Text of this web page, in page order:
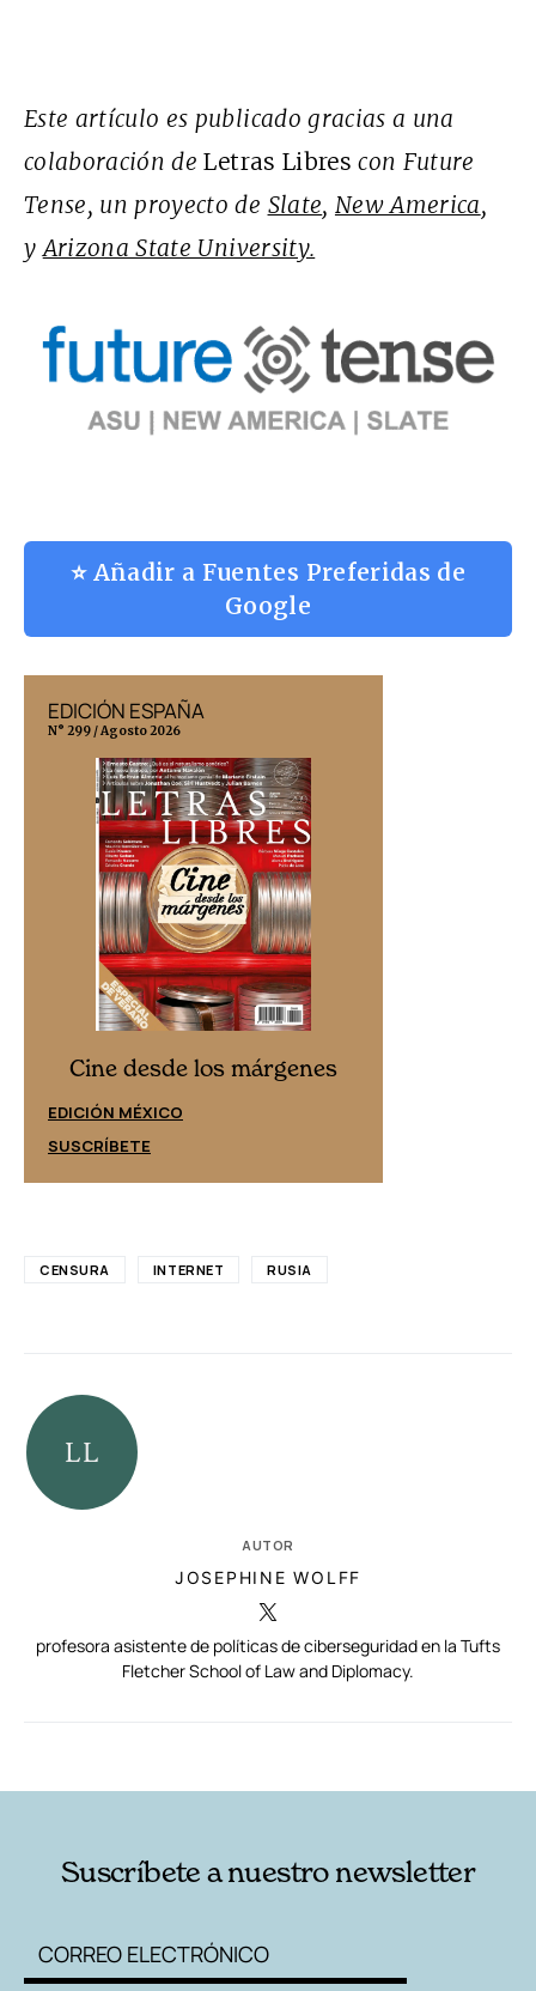
Este artículo es publicado gracias a una
colaboración deLetras Libres con Future
Tense, un proyecto de Slate, New America,
yArizona State University.
⭐ Añadir a Fuentes Preferidas de
Google
EDICIÓN ESPAÑA
N° 299 / Agosto 2026
Cine desde los márgenes
EDICIÓN MÉXICO
SUSCRÍBETE
CENSURA INTERNET RUSIA
AUTOR
JOSEPHINE WOLFF
profesora asistente de políticas de ciberseguridad en la Tufts
Fletcher School of Law and Diplomacy.
Suscríbete a nuestro newsletter